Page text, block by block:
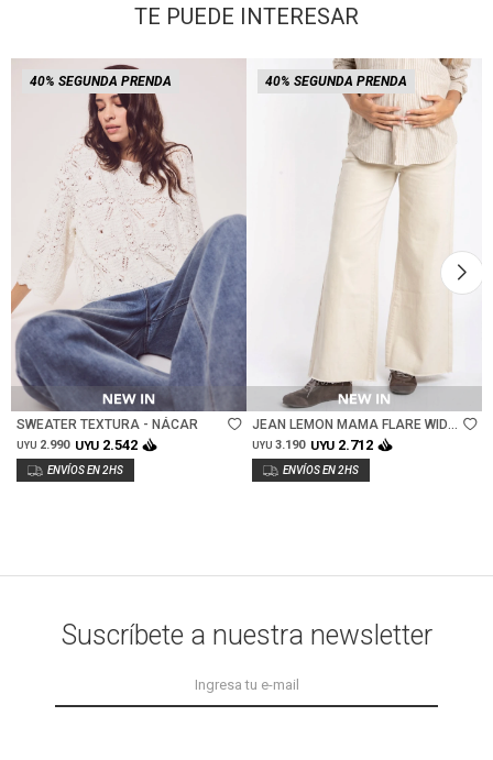
TE PUEDE INTERESAR
40% SEGUNDA PRENDA
Talle
SWEATER TEXTURA - NÁCAR
UYU 2.990 UYU 2.542
40% SEGUNDA PRENDA
Talle
JEAN LEMON MAMA FLARE WIDE
LEG - NACAR
UYU 3.190 UYU 2.712
Suscríbete a nuestra newsletter